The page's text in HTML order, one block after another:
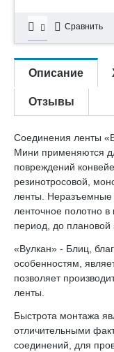
Сравнить
Описание
Отзывы
Соединения ленты
Мини применяются
повреждений
резинотросовой,
ленты. Неразъемные
ленточное полотно
период, до плановой
«Вулкан» - Блиц,
особенностям,
позволяет
ленты.
Быстрота монтажа
отличительными
соединений, для